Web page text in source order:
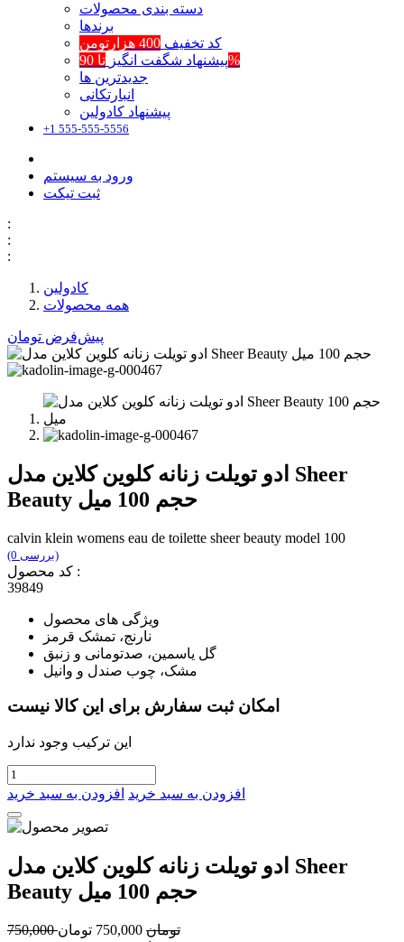
دسته بندی محصولات
برند‌ها
کد تخفیف 400 هزارتومن
پیشنهاد شگفت انگیزتا 90%
جدیدترین ها
انبارتکانی
پیشنهاد کادولین
+1 555-555-5556
ورود به سیستم
ثبت تیکت
:
:
:
کادولین
همه محصولات
پیش‌فرض تومان
ادو تویلت زنانه کلوین کلاین مدل Sheer
Beauty حجم 100 میل
calvin klein womens eau de toilette sheer beauty model 100
(0 بررسی)
کد محصول :
39849
ویژگی های محصول
نارنج، تمشک قرمز
گل یاسمین، صدتومانی و زنبق
مشک، چوب صندل و وانیل
امکان ثبت سفارش برای این کالا نیست
این ترکیب وجود ندارد
افزودن به سبد خرید افزودن به سبد خرید
ادو تویلت زنانه کلوین کلاین مدل Sheer
Beauty حجم 100 میل
750,000 تومان 750,000 تومان